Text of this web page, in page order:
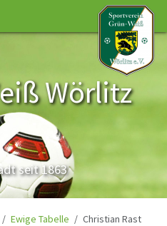
Wörlitz
seit 1863
Ewige Tabelle Christian Rast